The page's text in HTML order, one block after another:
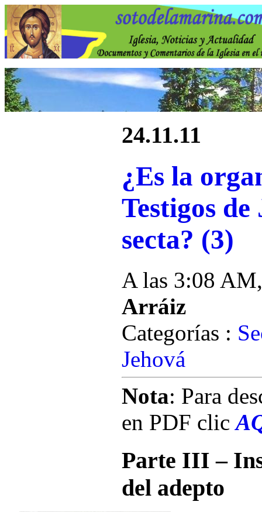
24.11.11
¿Es la
Testigos
secta? (3)
A las 3:08
Arráiz
Categorías :
Jehová
Nota: Para
en PDF clic
Parte III –
del adepto